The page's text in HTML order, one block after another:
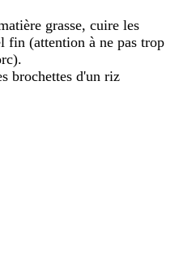
grasse, cuire les
fin (attention à ne pas trop
brochettes d'un riz